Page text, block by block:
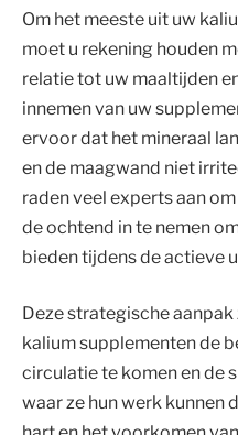
Om het meeste uit uw
moet u rekening houden
relatie tot uw maaltijden
innemen van uw
ervoor dat het mineraal
en de maagwand niet
raden veel experts aan
de ochtend in te nemen
bieden tijdens de actieve
Deze strategische
kalium supplementen de
circulatie te komen en de
waar ze hun werk kunnen